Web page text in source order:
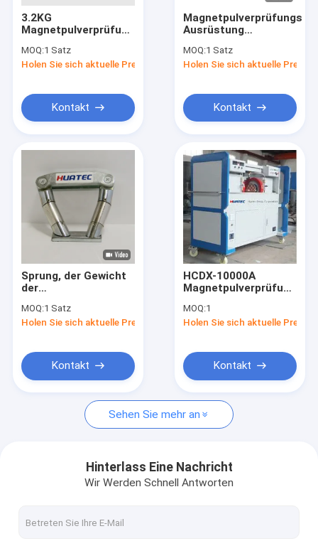
Produkte
Über uns
Fabrik-Ausflug
Qualitätskontrolle
Fälle
zerstörungsfreies Testgerät
X-Ray Fehlerprüfgerät
Röntgenstrahlrohrleitungsraupe
3.2KG
Magnetpulverprüfungs-
handliches Joch
dauerhafter
MOQ:1 Satz
Holen Sie sich aktuelle Preis
Kontakt
Magnetpulverprüfungs-
Ausrüstung
Magnaflux
Betriebsstrom-1-
MOQ:1 Satz
Holen Sie sich aktuelle Preis
Kontakt
Sprung, der Gewicht
der
Ausrüstungs-hohen
Präzisions-1.5kg
MOQ:1 Satz
Holen Sie sich aktuelle Preis
Kontakt
HCDX-10000A
Magnetpulverprüfungs-
wirtschaftlicher
Magnetteilchen-
MOQ:1
Holen Sie sich aktuelle Preis
Kontakt
Sehen Sie mehr an
Hinterlass Eine Nachricht
Wir Werden Schnell Antworten